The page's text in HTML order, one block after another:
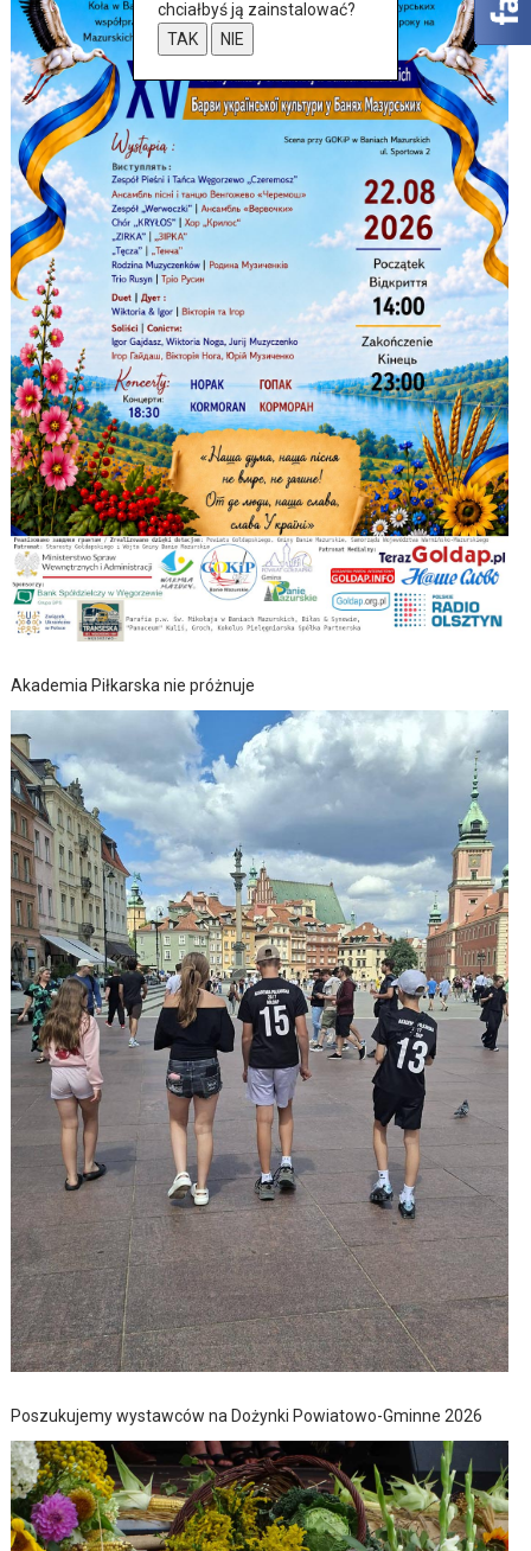
Akademia Piłkarska nie próżnuje
Poszukujemy wystawców na Dożynki Powiatowo-Gminne 2026
chciałbyś ją zainstalować?
TAK
NIE